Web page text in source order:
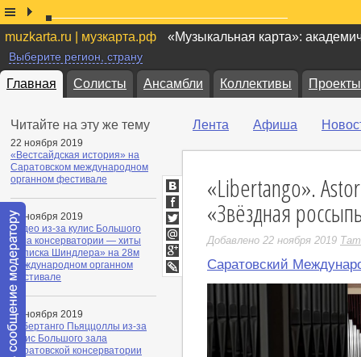
muzkarta.ru | музкарта.рф «Музыкальная карта»:
Выберите регион, страну
Главная Солисты Ансамбли Коллективы Проекты
Читайте на эту же тему
22 ноября 2019
«Вестсайдская история» на
Саратовском международном
органном фестивале
22 ноября 2019
Видео из-за кулис Большого
зала консерватории — хиты
«Списка Шиндлера» на 28м
Международном органном
фестивале
22 ноября 2019
Либертанго Пьяццоллы из-за
кулис Большого зала
Саратовской консерватории
Лента Афиша
«Libertango».
«Звёздная
Добавлено 22 ноября 2019
Саратовский
ВКонтакте
Facebook
Twitter
Мой
Мир
Google+
LiveJournal